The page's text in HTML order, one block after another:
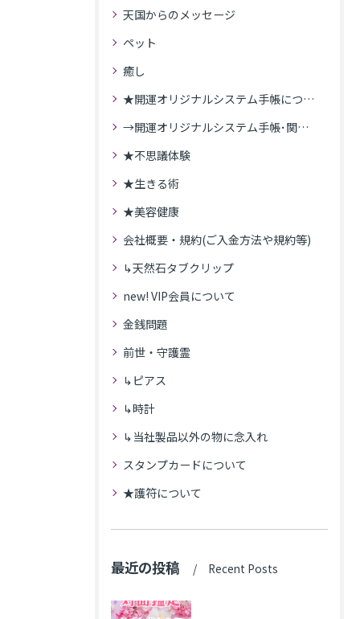
天国からのメッセージ
ペット
癒し
★開運オリジナルシステム手帳について
→開運オリジナルシステム手帳･関連記事
★不思議体験
★生きる術
★美容健康
会社概要・規約(ご入金方法や規約等)
↳天然石タブクリップ
new! VIP会員について
金銭問題
前世・守護霊
↳ピアス
↳時計
↳当社製品以外の物に念入れ
スタンプカードについて
★護符について
最近の投稿 Recent Posts